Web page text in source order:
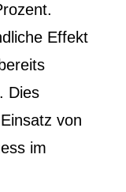
Effekt
Dies
von
im